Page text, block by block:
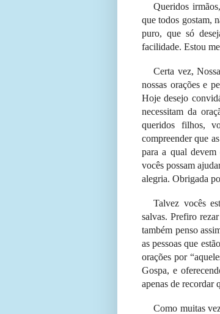
Queridos
que todos gostam,
puro, que só
facilidade. Estou
Certa vez,
nossas orações e
Hoje desejo
necessitam da
queridos filhos,
compreender que
para a qual
vocês possam
alegria. Obrigada
Talvez vocês
salvas. Prefiro
também penso
as pessoas que
orações por
Gospa, e
apenas de recordar
Como muitas